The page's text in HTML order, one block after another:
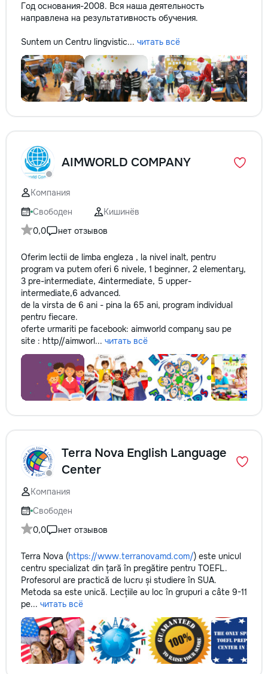
Год основания-2008. Вся наша деятельность
направлена на результативность обучения.
Suntem un Centru lingvistic... читать всё
AIMWORLD COMPANY
Компания
Свободен
Кишинёв
0,0
нет отзывов
Oferim lectii de limba engleza , la nivel inalt, pentru
program va putem oferi 6 nivele, 1 beginner, 2 elementary,
3 pre-intermediate, 4intermediate, 5 upper-
intermediate,6 advanced.
de la virsta de 6 ani - pina la 65 ani, program individual
pentru fiecare.
oferte urmariti pe facebook: aimworld company sau pe
site : http//aimworl... читать всё
Terra Nova English Language
Center
Компания
Свободен
0,0
нет отзывов
Terra Nova (https://www.terranovamd.com/) este unicul
centru specializat din țară în pregătire pentru TOEFL.
Profesorul are practică de lucru și studiere în SUA.
Metoda sa este unică. Lecțiile au loc în grupuri a câte 9-11
pe... читать всё